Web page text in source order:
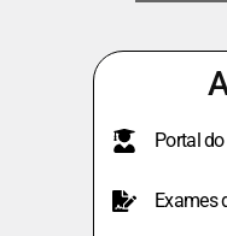
Portal
Exames